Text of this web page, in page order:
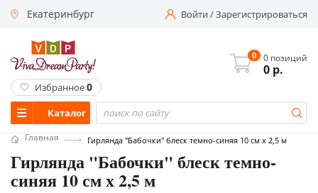
Екатеринбург Войти/Зарегистрироваться
Каталог
0 0 позиций
0 р.
Избранное0
Главная Гирлянда "Бабочки" блеск темно-синяя 10 см х 2,5 м
Гирлянда "Бабочки" блеск темно-
синяя 10 см х 2,5 м